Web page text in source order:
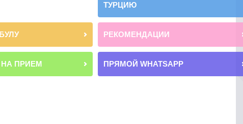
ТУРЦИЮ
РЕКОМЕНДАЦИИ
ПРИЕМ ПРЯМОЙ WHATSAPP